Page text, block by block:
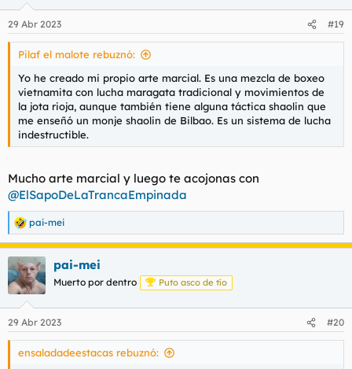
e
s
29 Abr 2023 #19
Pilaf el malote rebuznó:
Yo he creado mi propio arte marcial. Es una mezcla de boxeo
vietnamita con lucha maragata tradicional y movimientos de
la jota rioja, aunque también tiene alguna táctica shaolin que
me enseñó un monje shaolin de Bilbao. Es un sistema de lucha
indestructible.
Mucho arte marcial y luego te acojonas con
@ElSapoDeLaTrancaEmpinada
R
e
a
c
c
i
e
s
pai-mei
pai-mei
Muerto por dentro Puto asco de tío
29 Abr 2023 #20
ensaladadeestacas rebuznó: